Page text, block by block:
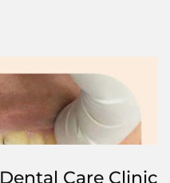
Dental Care Clinic د.عمر مكاوي